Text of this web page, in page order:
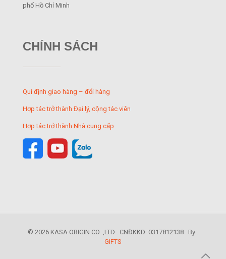
phố Hồ Chí Minh
CHÍNH SÁCH
Qui định giao hàng – đổi hàng
Hợp tác trở thành Đại lý, cộng tác viên
Hợp tác trở thành Nhà cung cấp
© 2026 KASA ORIGIN CO .,LTD . CNĐKKD: 0317812138 . By .
GIFTS